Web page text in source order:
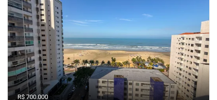
R$ 700.000